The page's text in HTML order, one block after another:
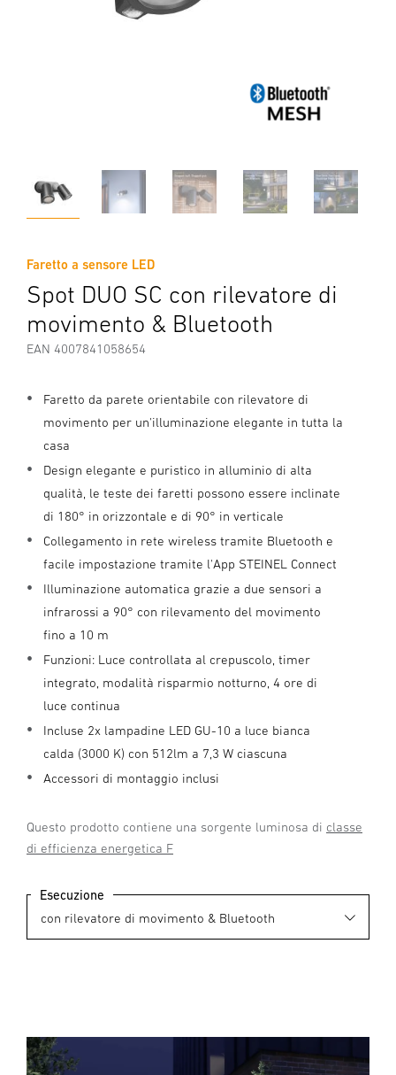
Faretto a sensore LED
Spot DUO SC con rilevatore di
movimento & Bluetooth
EAN 4007841058654
Faretto da parete orientabile con rilevatore di
movimento per un'illuminazione elegante in tutta la
casa
Design elegante e puristico in alluminio di alta
qualità, le teste dei faretti possono essere inclinate
di 180° in orizzontale e di 90° in verticale
Collegamento in rete wireless tramite Bluetooth e
facile impostazione tramite l'App STEINEL Connect
Illuminazione automatica grazie a due sensori a
infrarossi a 90° con rilevamento del movimento
fino a 10 m
Funzioni: Luce controllata al crepuscolo, timer
integrato, modalità risparmio notturno, 4 ore di
luce continua
Incluse 2x lampadine LED GU-10 a luce bianca
calda (3000 K) con 512lm a 7,3 W ciascuna
Accessori di montaggio inclusi
Questo prodotto contiene una sorgente luminosa di classe
di efficienza energetica F
Esecuzione